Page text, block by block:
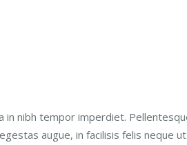
in nibh tempor imperdiet.
augue, in facilisis felis neque